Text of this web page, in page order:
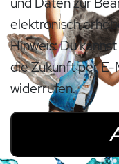
elektronisch
Hinweis: Du
die Zukunft per E-
widerrufen.